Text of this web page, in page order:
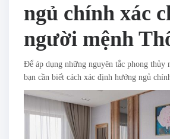
ngủ chính xác
người mệnh
Để áp dụng những nguyên tắc phong thủy
bạn cần biết cách xác định hướng ngủ